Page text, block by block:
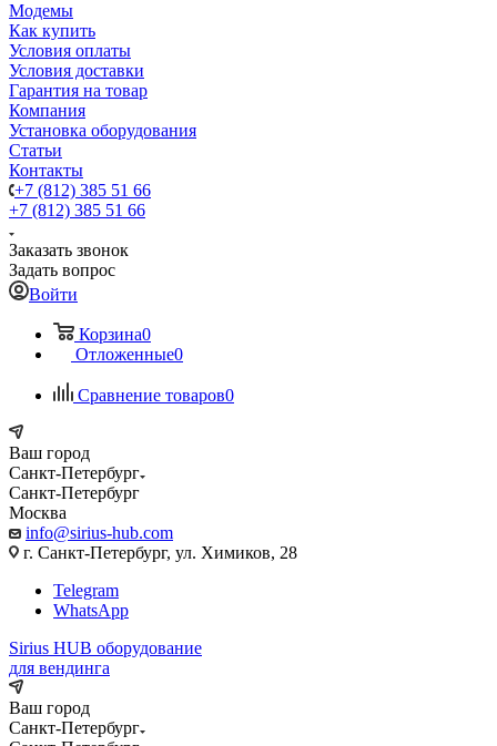
Модемы
Как купить
Условия оплаты
Условия доставки
Гарантия на товар
Компания
Установка оборудования
Статьи
Контакты
+7 (812) 385 51 66
+7 (812) 385 51 66
Заказать звонок
Задать вопрос
Войти
Корзина0
Отложенные0
Сравнение товаров0
Ваш город
Санкт-Петербург
Санкт-Петербург
Москва
info@sirius-hub.com
г. Санкт-Петербург, ул. Химиков, 28
Telegram
WhatsApp
Sirius HUB оборудование
для вендинга
Ваш город
Санкт-Петербург